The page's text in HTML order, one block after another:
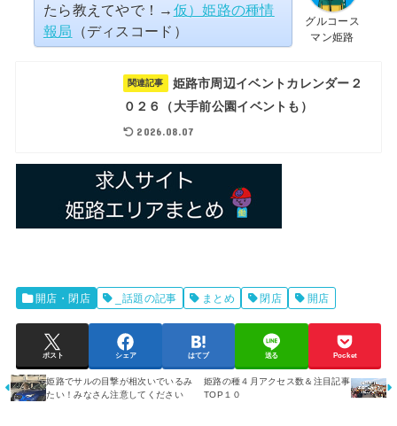
グルコース
マン姫路
たら教えてやで！→ 仮）姫路の種情
報局 （ディスコード）
関連記事
姫路市周辺イベントカレンダー２
０２６（大手前公園イベントも）
2026.08.07
開店・閉店 _話題の記事 まとめ 閉店 開店
ポスト シェア はてブ 送る Pocket
姫路でサルの目撃が相次いでいるみ
たい！みなさん注意してください
姫路の種４月アクセス数＆注目記事
TOP１０